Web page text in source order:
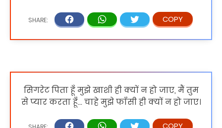
सिगरेट पिता हूँ मुझे खाशी ही क्यों न हो जाए, मैं तुम
से प्यार करता हूँ... चाहे मुझे फाँसी ही क्यों न हो जाए।